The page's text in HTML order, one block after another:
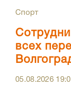
Спорт
всех
05.08.2026